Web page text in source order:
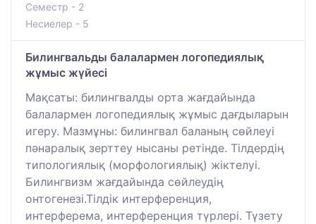
Семестр - 2
Несиелер - 5
Билингвальды балалармен логопедиялық
жұмыс жүйесі
Мақсаты: билингвалды орта жағдайында
балалармен логопедиялық жұмыс дағдыларын
игеру. Мазмұны: билингвал баланың сөйлеуі
пәнаралық зерттеу нысаны ретінде. Тілдердің
типологиялық (морфологиялық) жіктелуі.
Билингвизм жағдайында сөйлеудің
онтогенезі.Тілдік интерференция,
интерферема, интерференция түрлері. Түзету